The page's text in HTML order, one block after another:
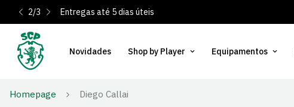
Entregas até 5 dias úteis
2/3
Novidades Shop by Player Equipamentos
Homepage Diego Callai